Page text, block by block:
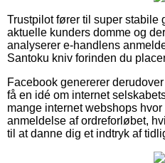
Trustpilot fører til super stabile
aktuelle kunders domme og
analyserer e-handlens
Santoku kniv forinden du
Facebook genererer
få en idé om internet
mange internet webshops
anmeldelse af ordreforløbet,
til at danne dig et indtryk af